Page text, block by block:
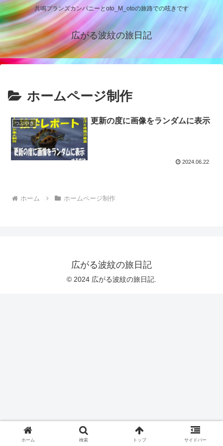
共鳴プランズカンパニーとoto_M_otoの旅路での呟きです
広がる波紋の旅日記
ホームページ制作
つぶやき 更新の度に画像をランダムに表示
2024.06.22
ホーム ホームページ制作
広がる波紋の旅日記
© 2024 広がる波紋の旅日記.
ホーム 検索 トップ サイドバー